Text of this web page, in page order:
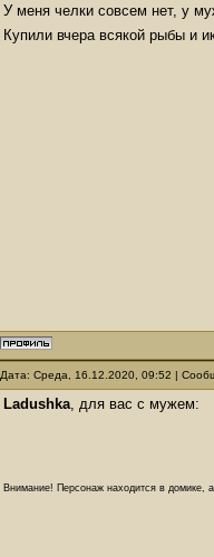
У меня челки совсем нет, у
Купили вчера всякой рыбы и
Дата: Среда, 16.12.2020, 09:52 |
Ladushka, для вас с мужем:
Внимание! Персонаж находится в домике,